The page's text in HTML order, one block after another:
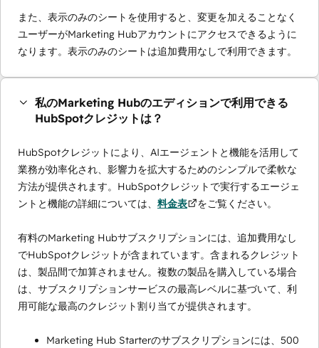
また、表示のみのシートを使用すると、変更を加えることなく
ユーザーがMarketing Hubアカウントにアクセスできるように
なります。表示のみのシートは追加費用なしで利用できます。
私のMarketing Hubのエディションで利用できる
HubSpotクレジットは？
HubSpotクレジットにより、AIエージェントと機能を活用して
業務が効率化され、影響力を拡大するためのシンプルで柔軟な
方法が提供されます。HubSpotクレジットで実行するエージェ
ントと機能の詳細については、 料金表 をご覧ください。
有料のMarketing Hubサブスクリプションには、追加費用なし
でHubSpotクレジットが含まれています。含まれるクレジット
は、製品間で加算されません。複数の製品を購入している場合
は、サブスクリプションサービスの最高レベルに基づいて、利
用可能な最高のクレジット割り当てが提供されます。
Marketing Hub Starterのサブスクリプションには、500